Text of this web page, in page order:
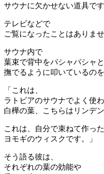
サウナに欠かせない道具です
テレビなどで
ご覧になったことはありませ
サウナ内で
葉束で背中をパシャパシャと
撫でるように叩いているのを
「これは、
ラトビアのサウナでよく使
白樺の葉、こちらはリンデン
これは、自分で束ねて作った
ヨモギのウィスクです。」
そう語る彼は、
それぞれの葉の効能や